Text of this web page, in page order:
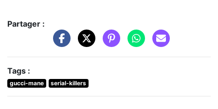
Partager :
Tags :
gucci-mane serial-killers